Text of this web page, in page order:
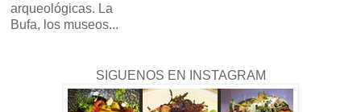
arqueológicas. La
Bufa, los museos...
SIGUENOS EN INSTAGRAM